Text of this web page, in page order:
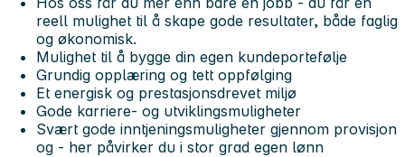
reell mulighet til å skape gode resultater, både faglig
og økonomisk.
Mulighet til å bygge din egen kundeportefølje
Grundig opplæring og tett oppfølging
Et energisk og prestasjonsdrevet miljø
Gode karriere- og utviklingsmuligheter
Svært gode inntjeningsmuligheter gjennom provisjon
og - her påvirker du i stor grad egen lønn